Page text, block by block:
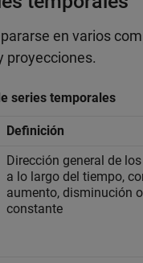
en varios
proyecciones.
series temporales
Definición
Dirección general de
a lo largo del tiempo,
aumento, disminución o
constante